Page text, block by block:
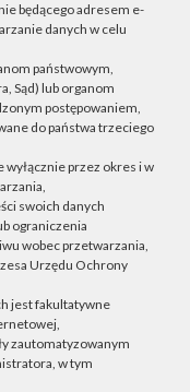
będącego adresem e-
danych w celu
państwowym,
Sąd) lub organom
postępowaniem,
do państwa trzeciego
wyłącznie przez okres i w
swoich danych
ograniczenia
wobec przetwarzania,
Urzędu Ochrony
jest fakultatywne
zautomatyzowanym
w tym